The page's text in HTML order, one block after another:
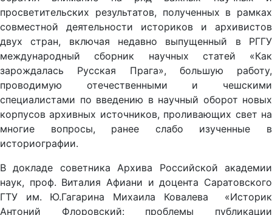
просветительских результатов, полученных в рамках
совместной деятельности историков и архивистов
двух стран, включая недавно выпущенный в РГГУ
международный сборник научных статей «Как
зарождалась Русская Прага», большую работу,
проводимую отечественными и чешскими
специалистами по введению в научный оборот новых
корпусов архивных источников, проливающих свет на
многие вопросы, ранее слабо изученные в
историографии.
В докладе советника Архива Российской академии
наук, проф. Виталия Афиани и доцента Саратовского
ГТУ им. Ю.Гагарина Михаила Ковалева «Историк
Антоний Флоровский: проблемы публикации